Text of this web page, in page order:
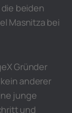
beiden
Masnitza bei
Gründer
anderer
junge
und